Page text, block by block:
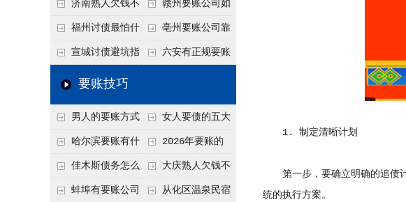
他后路堵死
何有效要账讨债？20
26年合法追债经验总
结！
吗？如何合法讨债才
不沾风险？
济南熟人欠钱不
还？
赣州要账公司如
何有效讨债？合法追
债四步秘籍
福州讨债最怕什
么？2026年这两个关
键细节，做错就很难
亳州要账公司靠
谱吗？合法讨债四步
宣城讨债避坑指
南：2026年这2个细
回！
六安有正规要账
要账技巧
男人的要账方式
是什么呢？
女人要债的五大
绝招,轻松搞定
哈尔滨要账有什
么合法手段？2026年
最新追账方式总结！
2026年要账的
七个小方法
佳木斯债务怎么
追回呢？2026年成功
大庆熟人欠钱不
还躲猫猫？2026年这
蚌埠有要账公司 从化区温泉民宿
1. 制定清晰计划
第一步，要确立明确的追债计
统的执行方案。